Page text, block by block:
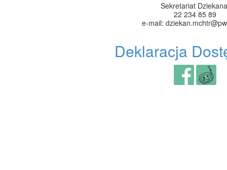
Sekretariat
22 234 85 89
e-mail:
Deklaracja